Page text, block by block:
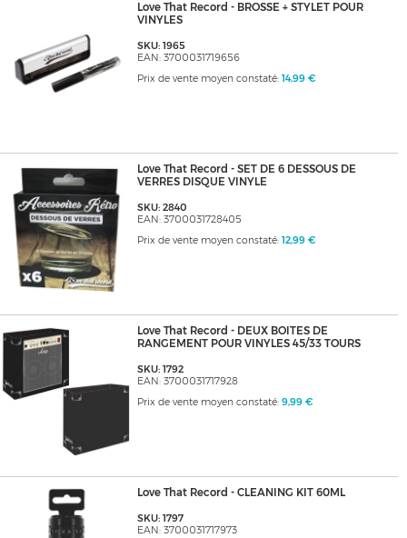
Love That Record - BROSSE + STYLET POUR
VINYLES
SKU: 1965
EAN: 3700031719656
Prix de vente moyen constaté: 14,99 €
Love That Record - SET DE 6 DESSOUS DE
VERRES DISQUE VINYLE
SKU: 2840
EAN: 3700031728405
Prix de vente moyen constaté: 12,99 €
Love That Record - DEUX BOITES DE
RANGEMENT POUR VINYLES 45/33 TOURS
SKU: 1792
EAN: 3700031717928
Prix de vente moyen constaté: 9,99 €
Love That Record - CLEANING KIT 60ML
SKU: 1797
EAN: 3700031717973